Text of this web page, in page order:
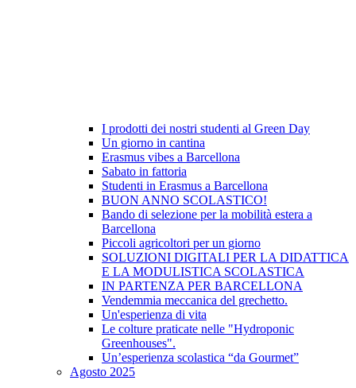
I prodotti dei nostri studenti al Green Day
Un giorno in cantina
Erasmus vibes a Barcellona
Sabato in fattoria
Studenti in Erasmus a Barcellona
BUON ANNO SCOLASTICO!
Bando di selezione per la mobilità estera a
Barcellona
Piccoli agricoltori per un giorno
SOLUZIONI DIGITALI PER LA DIDATTICA
E LA MODULISTICA SCOLASTICA
IN PARTENZA PER BARCELLONA
Vendemmia meccanica del grechetto.
Un'esperienza di vita
Le colture praticate nelle "Hydroponic
Greenhouses".
Un’esperienza scolastica “da Gourmet”
Agosto 2025